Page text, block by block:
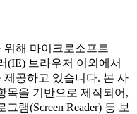
해 마이크로소프트
(IE) 브라우저 이외에서
제공하고 있습니다. 본 사
목을 기반으로 제작되어,
램(Screen Reader) 등 보